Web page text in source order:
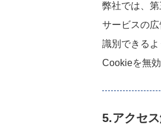
弊社では、
サービスの
識別できる
Cookieを無
5.アクセ